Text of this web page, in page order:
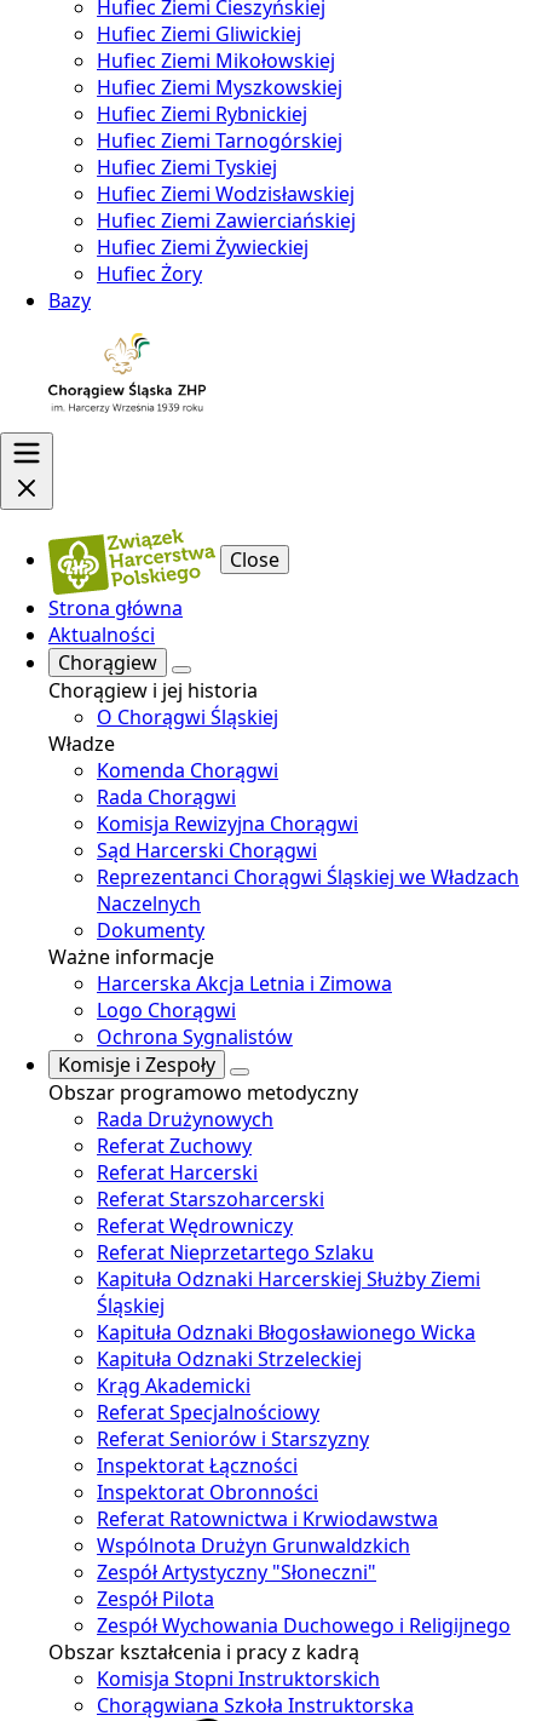
Hufiec Ziemi Cieszyńskiej
Hufiec Ziemi Gliwickiej
Hufiec Ziemi Mikołowskiej
Hufiec Ziemi Myszkowskiej
Hufiec Ziemi Rybnickiej
Hufiec Ziemi Tarnogórskiej
Hufiec Ziemi Tyskiej
Hufiec Ziemi Wodzisławskiej
Hufiec Ziemi Zawierciańskiej
Hufiec Ziemi Żywieckiej
Hufiec Żory
Bazy
Close
Strona główna
Aktualności
Chorągiew
Chorągiew i jej historia
O Chorągwi Śląskiej
Władze
Komenda Chorągwi
Rada Chorągwi
Komisja Rewizyjna Chorągwi
Sąd Harcerski Chorągwi
Reprezentanci Chorągwi Śląskiej we Władzach
Naczelnych
Dokumenty
Ważne informacje
Harcerska Akcja Letnia i Zimowa
Logo Chorągwi
Ochrona Sygnalistów
Komisje i Zespoły
Obszar programowo metodyczny
Rada Drużynowych
Referat Zuchowy
Referat Harcerski
Referat Starszoharcerski
Referat Wędrowniczy
Referat Nieprzetartego Szlaku
Kapituła Odznaki Harcerskiej Służby Ziemi
Śląskiej
Kapituła Odznaki Błogosławionego Wicka
Kapituła Odznaki Strzeleckiej
Krąg Akademicki
Referat Specjalnościowy
Referat Seniorów i Starszyzny
Inspektorat Łączności
Inspektorat Obronności
Referat Ratownictwa i Krwiodawstwa
Wspólnota Drużyn Grunwaldzkich
Zespół Artystyczny "Słoneczni"
Zespół Pilota
Zespół Wychowania Duchowego i Religijnego
Obszar kształcenia i pracy z kadrą
Komisja Stopni Instruktorskich
Chorągwiana Szkoła Instruktorska